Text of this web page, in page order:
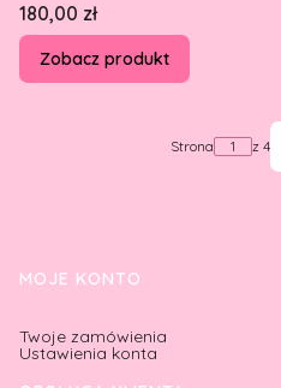
Cena
180,00 zł
Zobacz produkt
Strona z 4
Linki w stopce
MOJE KONTO
Twoje zamówienia
Ustawienia konta